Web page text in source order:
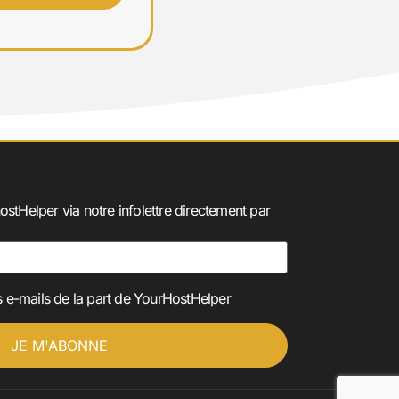
via notre infolettre directement par
e-mails de la part de YourHostHelper